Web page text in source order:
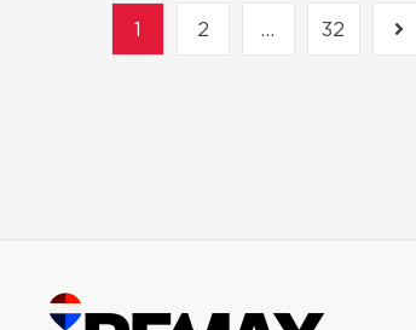
1 2 ... 32